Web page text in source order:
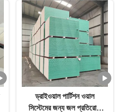
ড্রাইওয়াল পার্টিশন ওয়াল
সিস্টেমের জন্য জল প্রতিরোধী